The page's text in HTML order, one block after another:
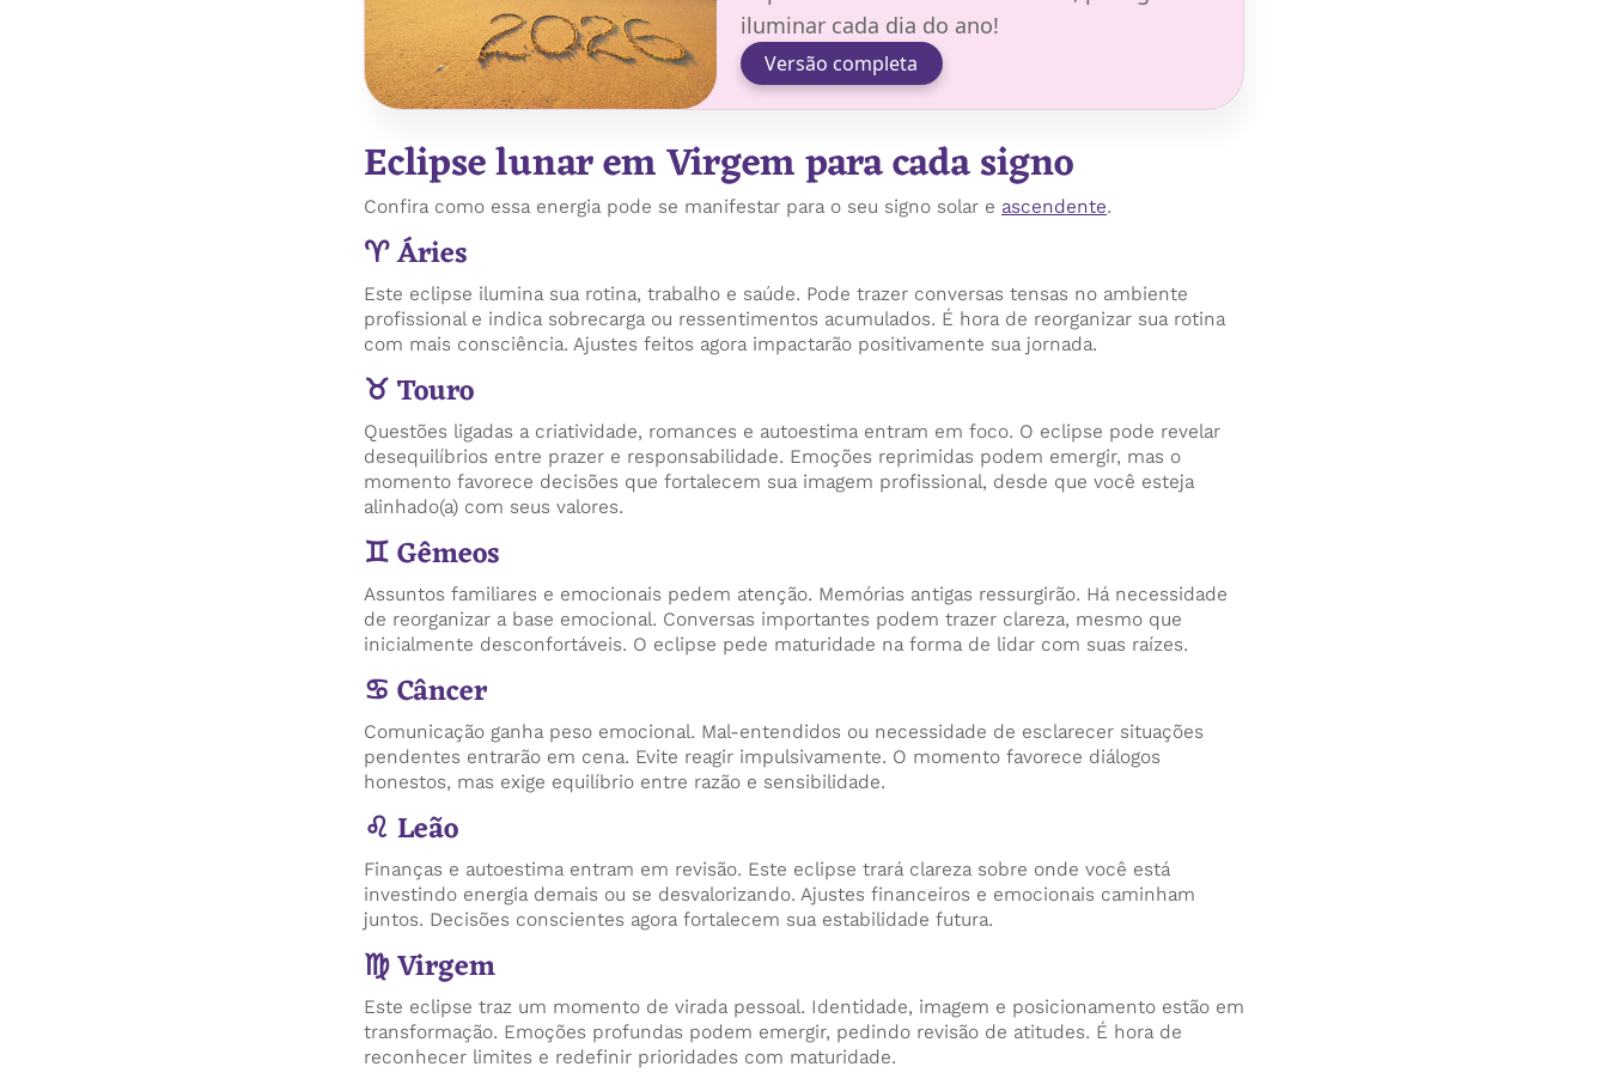
iluminar cada dia do ano!
Versão completa
Eclipse lunar em Virgem para cada signo
Confira como essa energia pode se manifestar para o seu signo solar e ascendente.
♈ Áries
Este eclipse ilumina sua rotina, trabalho e saúde. Pode trazer conversas tensas no ambiente
profissional e indica sobrecarga ou ressentimentos acumulados. É hora de reorganizar sua rotina
com mais consciência. Ajustes feitos agora impactarão positivamente sua jornada.
♉ Touro
Questões ligadas a criatividade, romances e autoestima entram em foco. O eclipse pode revelar
desequilíbrios entre prazer e responsabilidade. Emoções reprimidas podem emergir, mas o
momento favorece decisões que fortalecem sua imagem profissional, desde que você esteja
alinhado(a) com seus valores.
♊ Gêmeos
Assuntos familiares e emocionais pedem atenção. Memórias antigas ressurgirão. Há necessidade
de reorganizar a base emocional. Conversas importantes podem trazer clareza, mesmo que
inicialmente desconfortáveis. O eclipse pede maturidade na forma de lidar com suas raízes.
♋ Câncer
Comunicação ganha peso emocional. Mal-entendidos ou necessidade de esclarecer situações
pendentes entrarão em cena. Evite reagir impulsivamente. O momento favorece diálogos
honestos, mas exige equilíbrio entre razão e sensibilidade.
♌ Leão
Finanças e autoestima entram em revisão. Este eclipse trará clareza sobre onde você está
investindo energia demais ou se desvalorizando. Ajustes financeiros e emocionais caminham
juntos. Decisões conscientes agora fortalecem sua estabilidade futura.
♍ Virgem
Este eclipse traz um momento de virada pessoal. Identidade, imagem e posicionamento estão em
transformação. Emoções profundas podem emergir, pedindo revisão de atitudes. É hora de
reconhecer limites e redefinir prioridades com maturidade.